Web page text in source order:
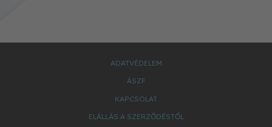
ADATVÉDELEM
ÁSZF
KAPCSOLAT
ELÁLLÁS A SZERZŐDÉSTŐL